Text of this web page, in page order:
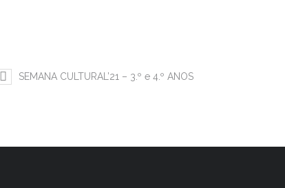
SEMANA CULTURAL’21 – 3.º e 4.º ANOS